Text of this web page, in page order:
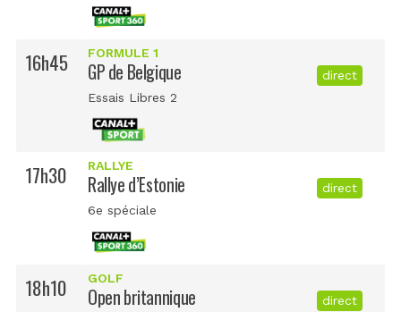
16h45 FORMULE 1
GP de Belgique
Essais Libres 2
direct
17h30 RALLYE
Rallye d’Estonie
6e spéciale
direct
18h10 GOLF
Open britannique direct